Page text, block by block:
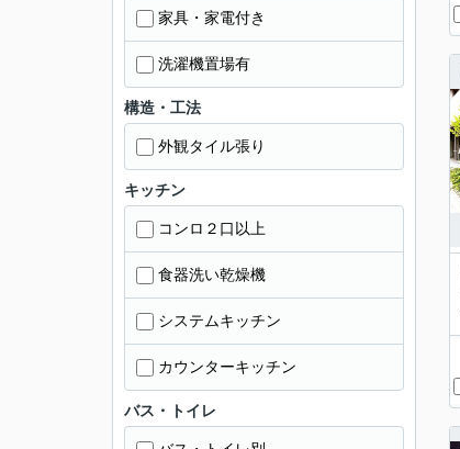
家具・家電付き
洗濯機置場有
構造・工法
外観タイル張り
キッチン
コンロ２口以上
食器洗い乾燥機
システムキッチン
カウンターキッチン
バス・トイレ